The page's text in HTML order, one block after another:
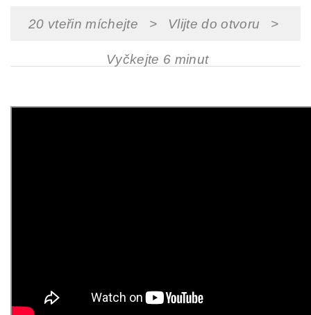
20 vteřin míchejte > Vlijte do otvoru >
Vyčkejte 6 minut